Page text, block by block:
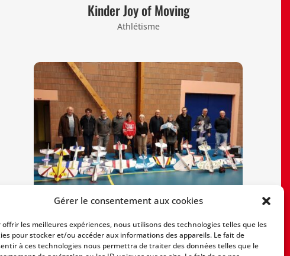
Gérer le consentement aux cookies
offrir les meilleures expériences, nous utilisons des technologies telles que les
pour stocker et/ou accéder aux informations des appareils. Le fait de
à ces technologies nous permettra de traiter des données telles que le
Kinder Joy of Moving
Athlétisme
Aéromodélisme
Aéro-Modélisme